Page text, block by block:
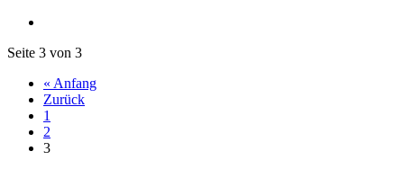
Seite 3 von 3
« Anfang
Zurück
1
2
3